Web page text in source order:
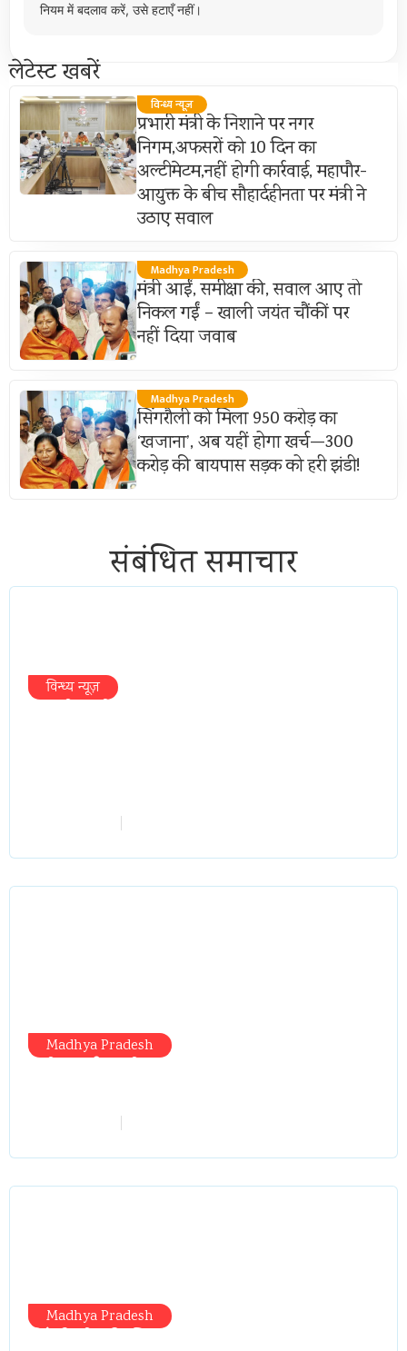
नियम में बदलाव करें, उसे हटाएँ नहीं।
लेटेस्ट खबरें
विन्ध्य न्यूज़
प्रभारी मंत्री के निशाने पर नगर
निगम,अफसरों को 10 दिन का
अल्टीमेटम,नहीं होगी कार्रवाई, महापौर-
आयुक्त के बीच सौहार्दहीनता पर मंत्री ने
उठाए सवाल
Madhya Pradesh
मंत्री आईं, समीक्षा की, सवाल आए तो
निकल गईं – खाली जयंत चौंकीं पर
नहीं दिया जवाब
Madhya Pradesh
सिंगरौली को मिला 950 करोड़ का
‘खजाना’, अब यहीं होगा खर्च—300
करोड़ की बायपास सड़क को हरी झंडी!
संबंधित समाचार
विन्ध्य न्यूज़
Madhya Pradesh
Madhya Pradesh